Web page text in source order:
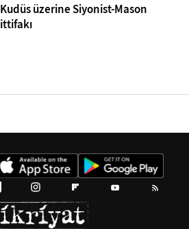
Kudüs üzerine Siyonist-Mason
ittifakı